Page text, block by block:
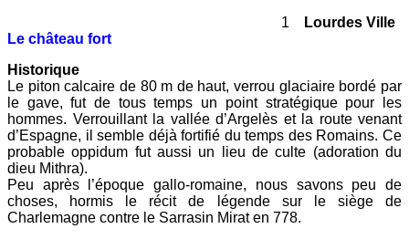
1
Lourdes Ville
Le château fort
Historique
Le piton calcaire de 80 m de haut, verrou glaciaire bordé par
le gave, fut de tous temps un point stratégique pour les
hommes. Verrouillant la vallée d’Argelès et la route venant
d’Espagne, il semble déjà fortifié du temps des Romains. Ce
probable oppidum fut aussi un lieu de culte (adoration du
dieu Mithra).
Peu après l’époque gallo-romaine, nous savons peu de
choses, hormis le récit de légende sur le siège de
Charlemagne contre le Sarrasin Mirat en 778.